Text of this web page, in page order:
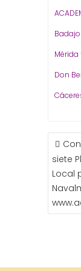
Mérida
Don
DE
siete
Local